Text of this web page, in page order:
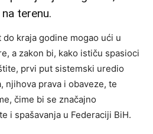
terenu.
kraja godine mogao ući u
a zakon bi, kako ističu spasioci
prvi put sistemski uredio
njihova prava i obaveze, te
čime bi se značajno
i spašavanja u Federaciji BiH.